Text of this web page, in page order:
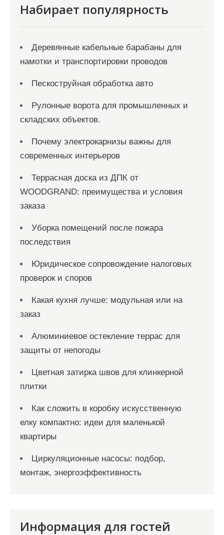
Набирает популярность
Деревянные кабельные барабаны для
намотки и транспортировки проводов
Пескоструйная обработка авто
Рулонные ворота для промышленных и
складских объектов.
Почему электрокарнизы важны для
современных интерьеров
Террасная доска из ДПК от
WOODGRAND: преимущества и условия
заказа
Уборка помещений после пожара
последствия
Юридическое сопровождение налоговых
проверок и споров
Какая кухня лучше: модульная или на
заказ
Алюминиевое остекление террас для
защиты от непогоды
Цветная затирка швов для клинкерной
плитки
Как сложить в коробку искусственную
елку компактно: идеи для маленькой
квартиры
Циркуляционные насосы: подбор,
монтаж, энергоэффективность
Информация для гостей